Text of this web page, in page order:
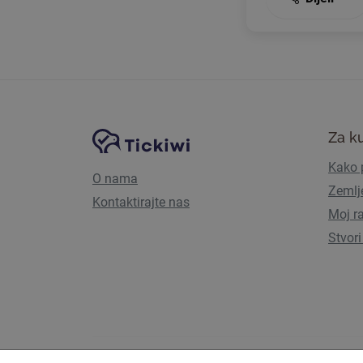
Navigacija straniceTickiwi platforma
O nama
Kontaktirajte nas
Za
Kako
Moj